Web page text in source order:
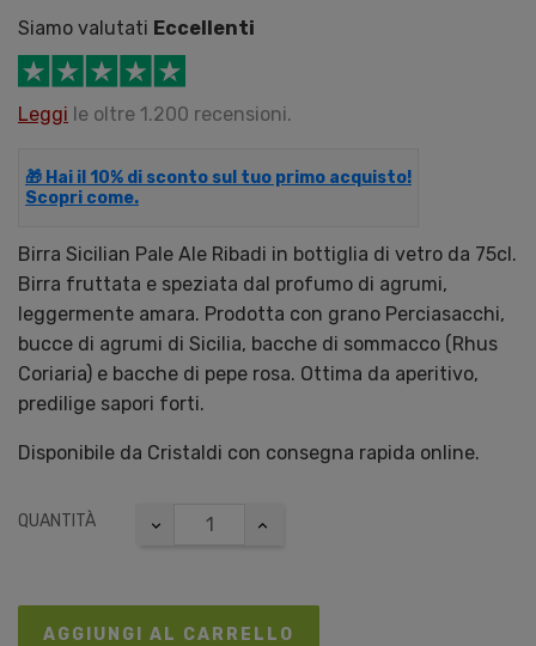
Siamo valutati Eccellenti
Leggi le oltre 1.200 recensioni.
🎁 Hai il 10% di sconto sul tuo primo acquisto!
Scopri come.
Birra Sicilian Pale Ale Ribadi in bottiglia di vetro da 75cl.
Birra fruttata e speziata dal profumo di agrumi,
leggermente amara. Prodotta con grano Perciasacchi,
bucce di agrumi di Sicilia, bacche di sommacco (Rhus
Coriaria) e bacche di pepe rosa. Ottima da aperitivo,
predilige sapori forti.
Disponibile da Cristaldi con consegna rapida online.
QUANTITÀ
AGGIUNGI AL CARRELLO